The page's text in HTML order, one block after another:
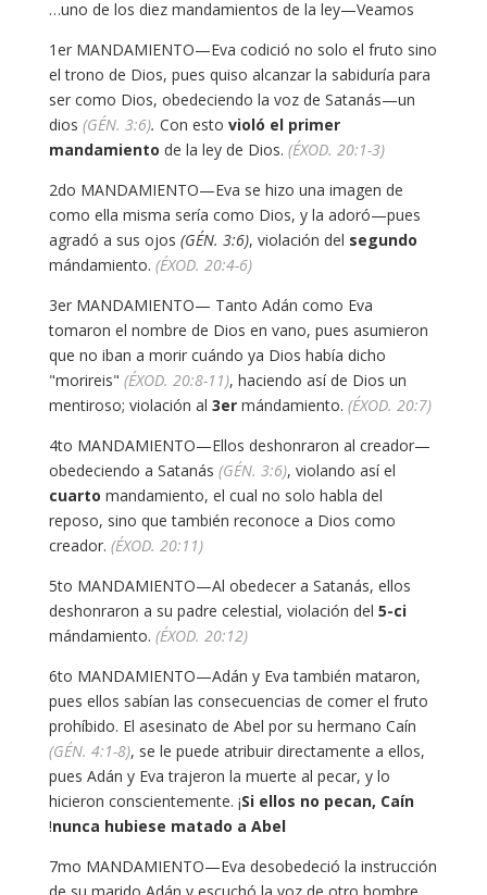
uno de los diez mandamientos de la ley—Veamos…
1er MANDAMIENTO—Eva codició no solo el fruto sino
el trono de Dios, pues quiso alcanzar la sabiduría para
ser como Dios, obedeciendo la voz de Satanás—un
dios (GÉN. 3:6). Con esto violó el primer
mandamiento de la ley de Dios. (ÉXOD. 20:1-3)
2do MANDAMIENTO—Eva se hizo una imagen de
como ella misma sería como Dios, y la adoró—pues
agradó a sus ojos (GÉN. 3:6), violación del segundo
mándamiento. (ÉXOD. 20:4-6)
3er MANDAMIENTO— Tanto Adán como Eva
tomaron el nombre de Dios en vano, pues asumieron
que no iban a morir cuándo ya Dios había dicho
"morireis" (ÉXOD. 20:8-11), haciendo así de Dios un
mentiroso; violación al 3er mándamiento. (ÉXOD. 20:7)
4to MANDAMIENTO—Ellos deshonraron al creador—
obedeciendo a Satanás (GÉN. 3:6), violando así el
cuarto mandamiento, el cual no solo habla del
reposo, sino que también reconoce a Dios como
creador. (ÉXOD. 20:11)
5to MANDAMIENTO—Al obedecer a Satanás, ellos
deshonraron a su padre celestial, violación del 5-ci
mándamiento. (ÉXOD. 20:12)
6to MANDAMIENTO—Adán y Eva también mataron,
pues ellos sabían las consecuencias de comer el fruto
prohíbido. El asesinato de Abel por su hermano Caín
(GÉN. 4:1-8), se le puede atribuir directamente a ellos,
pues Adán y Eva trajeron la muerte al pecar, y lo
hicieron conscientemente. ¡Si ellos no pecan, Caín
nunca hubiese matado a Abel
!
7mo MANDAMIENTO—Eva desobedeció la instrucción